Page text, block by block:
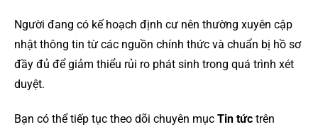
Người đang có kế hoạch định cư nên thường xuyên cập
nhật thông tin từ các nguồn chính thức và chuẩn bị hồ sơ
đầy đủ để giảm thiểu rủi ro phát sinh trong quá trình xét
duyệt.
Bạn có thể tiếp tục theo dõi chuyên mục Tin tức trên